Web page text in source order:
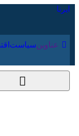
عناوین‌ سیاست